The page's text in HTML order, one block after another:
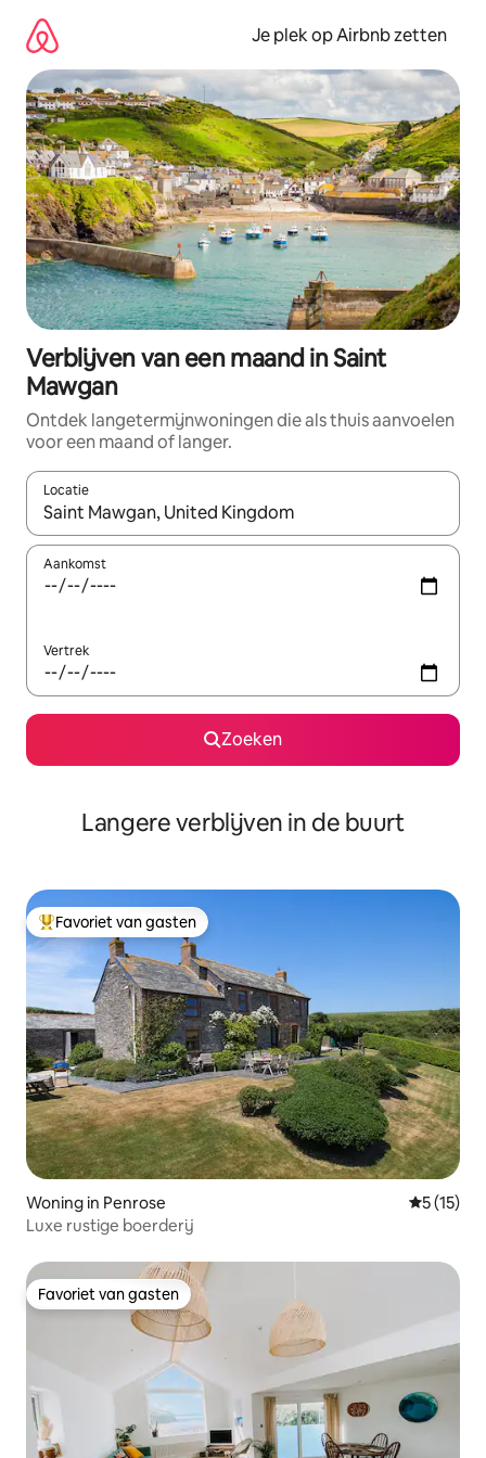
direct
naar
inhoud
Je plek op Airbnb zetten
Verblijven van een maand in Saint
Mawgan
Ontdek langetermijnwoningen die als thuis aanvoelen
voor een maand of langer.
Locatie
Wanneer er resultaten beschikbaar zijn, maak je een keuze
Aankomst
Vertrek
Zoeken
Langere verblijven in de buurt
Topfavoriet van gasten
Favoriet van gasten
Woning in Penrose
5 (15)
Luxe rustige boerderij
Favoriet van gasten
Favoriet van gasten